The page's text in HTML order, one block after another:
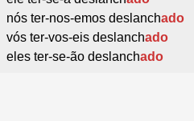
nós ter-nos-emos deslanchado
vós ter-vos-eis deslanchado
eles ter-se-ão deslanchado